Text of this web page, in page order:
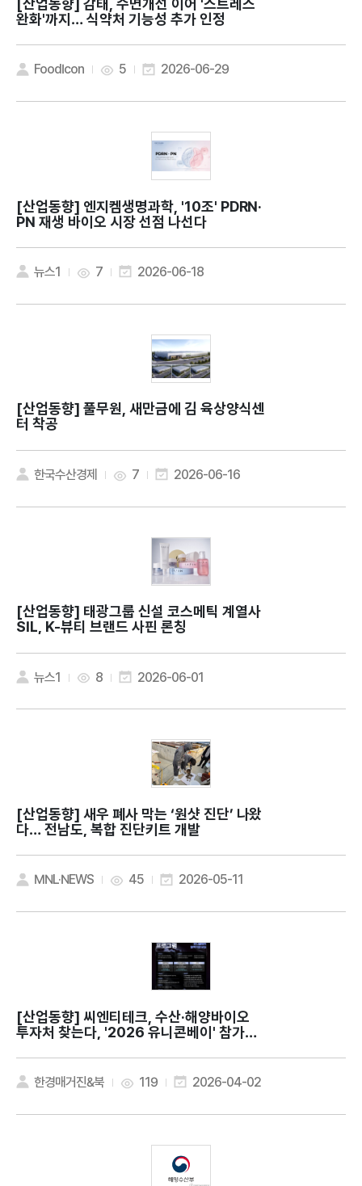
[산업동향]
완화'까지… 식약처 기능성 추가 인정
FoodIcon 5 2026-06-29
[산업동향]
PN 재생 바이오 시장 선점 나선다
뉴스1 7 2026-06-18
[산업동향]
터 착공
한국수산경제 7 2026-06-16
[산업동향]
SIL, K-뷰티 브랜드 사핀 론칭
뉴스1 8 2026-06-01
[산업동향]
다… 전남도, 복합 진단키트 개발
MNL·NEWS 45 2026-05-11
[산업동향]
투자처 찾는다, '2026 유니콘베이' 참가기
한경매거진&북 119 2026-04-02